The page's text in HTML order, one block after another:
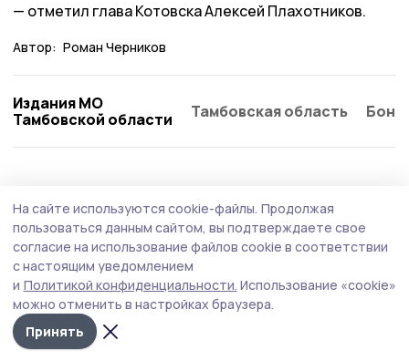
отметил глава Котовска Алексей Плахотников.
Автор: Роман Черников
Издания МО
Тамбовской области
Тамбовская область
В Котовске до 12 августа ограничено
движение транспорта на участке улицы
Новой
Временные ограничения на передвижение
транспортных средств связаны с работами по
реконструкции сетей.
На сайте используются cookie-файлы. Продолжая
пользоваться данным сайтом, вы подтверждаете свое
согласие на использование файлов cookie в соответствии
с настоящим уведомлением
и Политикой конфиденциальности. Использование «cookie»
можно отменить в настройках браузера.
Принять